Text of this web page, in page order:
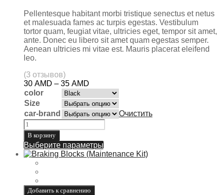
Pellentesque habitant morbi tristique senectus et netus
et malesuada fames ac turpis egestas. Vestibulum
tortor quam, feugiat vitae, ultricies eget, tempor sit amet,
ante. Donec eu libero sit amet quam egestas semper.
Aenean ultricies mi vitae est. Mauris placerat eleifend
leo.
(3 отзывов)
30 AMD – 35 AMD
color
Size
сar-brand
Очистить
В корзину
Выберите параметры
Добавить к сравнению